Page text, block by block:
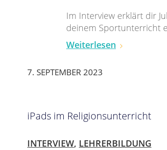
Im Interview erklärt dir
deinem Sportunterricht
Weiterlesen
7. SEPTEMBER 2023
iPads im Religionsunterricht
INTERVIEW, LEHRERBILDUNG